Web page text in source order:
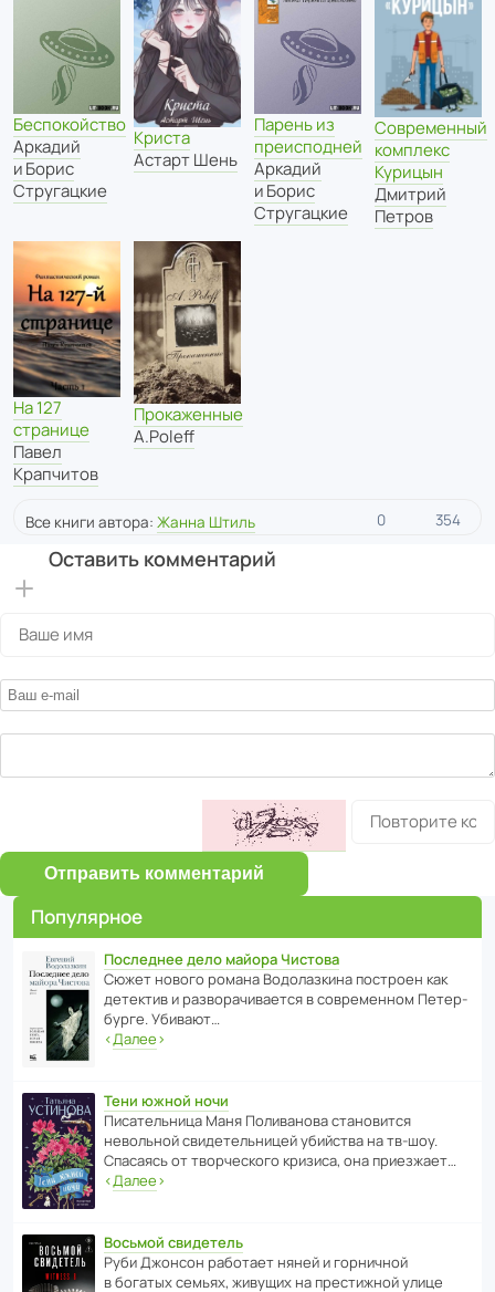
Беспокойство
Аркадий
и Борис
Стругацкие
Криста
Астарт Шень
Парень из
преисподней
Аркадий
и Борис
Стругацкие
Современный
комплекс
Курицын
Дмитрий
Петров
На 127
странице
Павел
Крапчитов
Прокаженные
A.Poleff
Все книги автора: Жанна Штиль 0 354
Оставить комментарий
Отправить комментарий
Популярное
Последнее дело майора Чистова
Сюжет нового романа Водо­ла­з­кина пост­роен как
дете­ктив и разво­ра­чи­ва­ется в совре­менном Пете­р­
бурге. Убивают…
‹Далее›
Тени южной ночи
Писа­тель­ница Маня Поли­ва­нова стано­вится
невольной свиде­тель­ницей убийства на тв-шоу.
Спасаясь от твор­че­с­кого кризиса, она приезжает…
‹Далее›
Восьмой свидетель
Руби Джонсон рабо­тает няней и горни­чной
в богатых семьях, живущих на прес­ти­жной улице